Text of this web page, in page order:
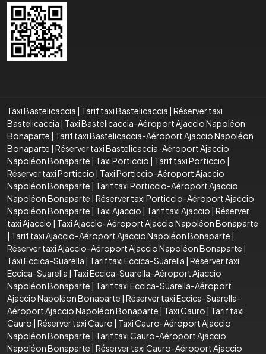
Taxi Bastelicaccia | Tarif taxi Bastelicaccia | Réserver taxi
Bastelicaccia | Taxi Bastelicaccia-Aéroport Ajaccio Napoléon
Bonaparte | Tarif taxi Bastelicaccia-Aéroport Ajaccio Napoléon
Bonaparte | Réserver taxi Bastelicaccia-Aéroport Ajaccio
Napoléon Bonaparte | Taxi Porticcio | Tarif taxi Porticcio |
Réserver taxi Porticcio | Taxi Porticcio-Aéroport Ajaccio
Napoléon Bonaparte | Tarif taxi Porticcio-Aéroport Ajaccio
Napoléon Bonaparte | Réserver taxi Porticcio-Aéroport Ajaccio
Napoléon Bonaparte | Taxi Ajaccio | Tarif taxi Ajaccio | Réserver
taxi Ajaccio | Taxi Ajaccio-Aéroport Ajaccio Napoléon Bonaparte
| Tarif taxi Ajaccio-Aéroport Ajaccio Napoléon Bonaparte |
Réserver taxi Ajaccio-Aéroport Ajaccio Napoléon Bonaparte |
Taxi Eccica-Suarella | Tarif taxi Eccica-Suarella | Réserver taxi
Eccica-Suarella | Taxi Eccica-Suarella-Aéroport Ajaccio
Napoléon Bonaparte | Tarif taxi Eccica-Suarella-Aéroport
Ajaccio Napoléon Bonaparte | Réserver taxi Eccica-Suarella-
Aéroport Ajaccio Napoléon Bonaparte | Taxi Cauro | Tarif taxi
Cauro | Réserver taxi Cauro | Taxi Cauro-Aéroport Ajaccio
Napoléon Bonaparte | Tarif taxi Cauro-Aéroport Ajaccio
Napoléon Bonaparte | Réserver taxi Cauro-Aéroport Ajaccio